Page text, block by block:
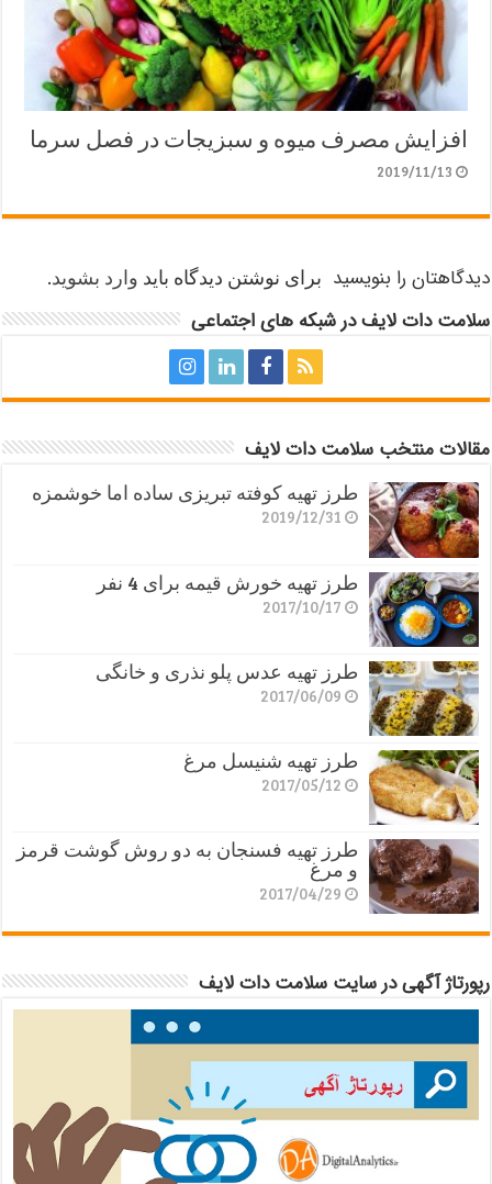
افزایش مصرف میوه و سبزیجات در فصل سرما
2019/11/13
دیدگاهتان را بنویسید برای نوشتن دیدگاه باید وارد بشوید.
سلامت دات لایف در شبکه های اجتماعی
مقالات منتخب سلامت دات لایف
طرز تهیه کوفته تبریزی ساده اما خوشمزه
2019/12/31
طرز تهیه خورش قیمه برای 4 نفر
2017/10/17
طرز تهیه عدس پلو نذری و خانگی
2017/06/09
طرز تهیه شنیسل مرغ
2017/05/12
طرز تهیه فسنجان به دو روش گوشت قرمز
و مرغ
2017/04/29
رپورتاژ آگهی در سایت سلامت دات لایف